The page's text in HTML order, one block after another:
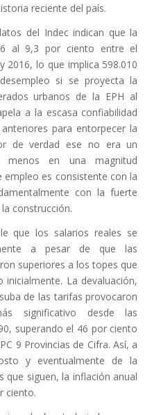
reciente del país.
del Indec indican que la
al 9,3 por ciento entre el
2016, lo que implica 598.010
si se proyecta la
urbanos de la EPH al
a la escasa confiabilidad
para entorpecer la
de verdad ese no era un
menos en una magnitud
empleo es consistente con la
con la fuerte
construcción.
que los salarios reales se
a pesar de que las
superiores a los topes que
inicialmente. La devaluación,
de las tarifas provocaron
significativo desde las
superando el 46 por ciento
9 Provincias de Cifra. Así, a
y eventualmente de la
que siguen, la inflación anual
ciento.